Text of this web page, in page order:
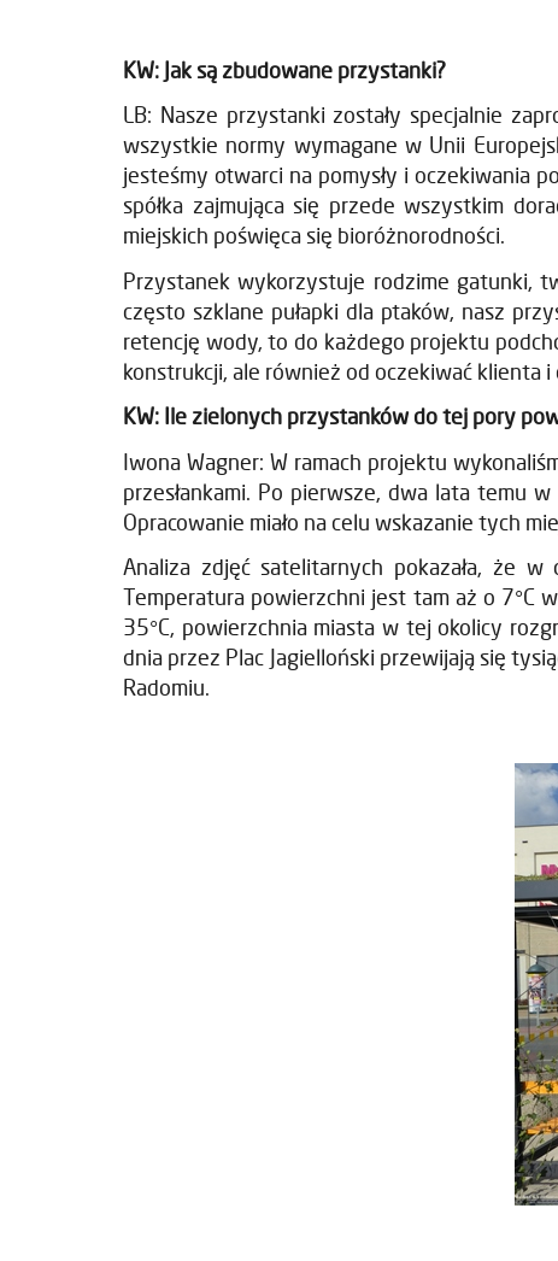
KW: Jak są zbudowane przystanki?
LB: Nasze przystanki zostały specjalnie
wszystkie normy wymagane w Unii
jesteśmy otwarci na pomysły i oczekiwania
spółka zajmująca się przede wszystkim
miejskich poświęca się bioróżnorodności.
Przystanek wykorzystuje rodzime gatunki,
często szklane pułapki dla ptaków, nasz
retencję wody, to do każdego projektu
konstrukcji, ale również od oczekiwać
KW: Ile zielonych przystanków do tej pory
Iwona Wagner: W ramach projektu
przesłankami. Po pierwsze, dwa lata temu
Opracowanie miało na celu wskazanie tych
Analiza zdjęć satelitarnych pokazała, że
Temperatura powierzchni jest tam aż o 7°C
35°C, powierzchnia miasta w tej okolicy
dnia przez Plac Jagielloński przewijają się
Radomiu.